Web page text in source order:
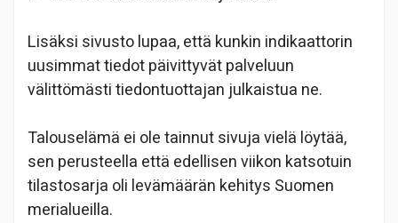
Lisäksi sivusto lupaa, että kunkin indikaattorin
uusimmat tiedot päivittyvät palveluun
välittömästi tiedontuottajan julkaistua ne.
Talouselämä ei ole tainnut sivuja vielä löytää,
sen perusteella että edellisen viikon katsotuin
tilastosarja oli levämäärän kehitys Suomen
merialueilla.